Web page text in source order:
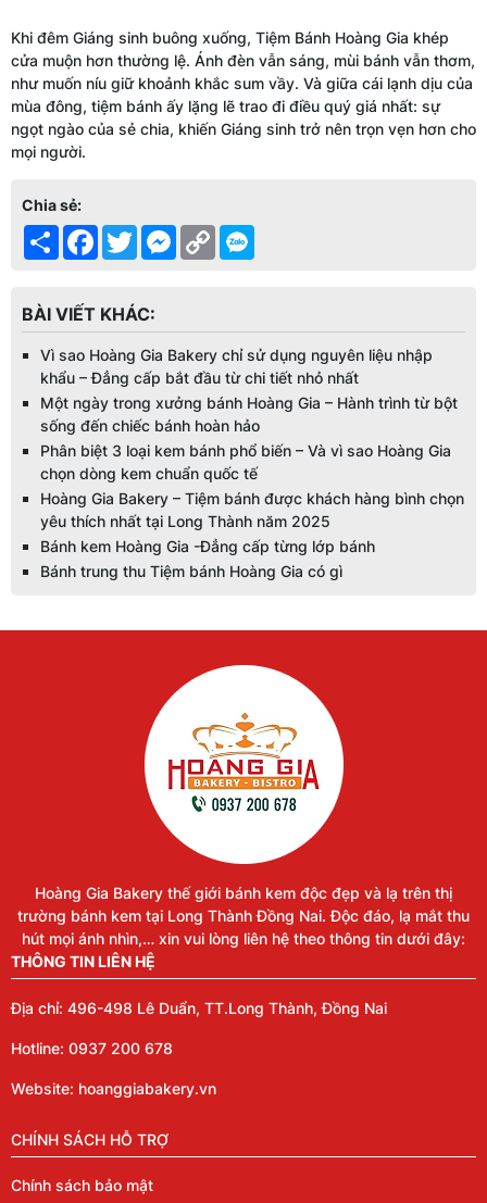
Khi đêm Giáng sinh buông xuống, Tiệm Bánh Hoàng Gia khép
cửa muộn hơn thường lệ. Ánh đèn vẫn sáng, mùi bánh vẫn thơm,
như muốn níu giữ khoảnh khắc sum vầy. Và giữa cái lạnh dịu của
mùa đông, tiệm bánh ấy lặng lẽ trao đi điều quý giá nhất: sự
ngọt ngào của sẻ chia, khiến Giáng sinh trở nên trọn vẹn hơn cho
mọi người.
Chia sẻ:
Share Facebook
TwitterMessenger
Copy
Link
BÀI VIẾT KHÁC:
Vì sao Hoàng Gia Bakery chỉ sử dụng nguyên liệu nhập
khẩu – Đẳng cấp bắt đầu từ chi tiết nhỏ nhất
Một ngày trong xưởng bánh Hoàng Gia – Hành trình từ bột
sống đến chiếc bánh hoàn hảo
Phân biệt 3 loại kem bánh phổ biến – Và vì sao Hoàng Gia
chọn dòng kem chuẩn quốc tế
Hoàng Gia Bakery – Tiệm bánh được khách hàng bình chọn
yêu thích nhất tại Long Thành năm 2025
Bánh kem Hoàng Gia -Đẳng cấp từng lớp bánh
Bánh trung thu Tiệm bánh Hoàng Gia có gì
Hoàng Gia Bakery thế giới bánh kem độc đẹp và lạ trên thị
trường bánh kem tại Long Thành Đồng Nai. Độc đáo, lạ mắt thu
hút mọi ánh nhìn,… xin vui lòng liên hệ theo thông tin dưới đây:
THÔNG TIN LIÊN HỆ
Địa chỉ: 496-498 Lê Duẩn, TT.Long Thành, Đồng Nai
Hotline: 0937 200 678
Website: hoanggiabakery.vn
CHÍNH SÁCH HỖ TRỢ
Chính sách bảo mật